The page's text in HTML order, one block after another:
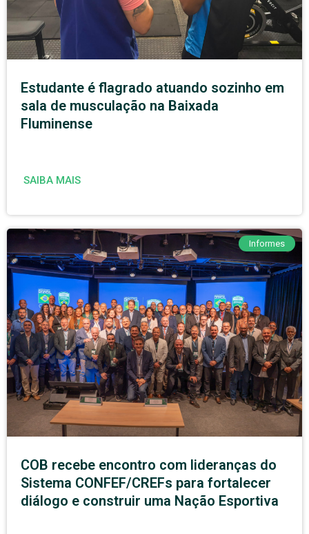
Estudante é flagrado atuando sozinho em
sala de musculação na Baixada
Fluminense
SAIBA MAIS
Informes
COB recebe encontro com lideranças do
Sistema CONFEF/CREFs para fortalecer
diálogo e construir uma Nação Esportiva